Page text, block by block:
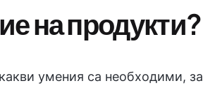
на продукти?
умения са необходими,